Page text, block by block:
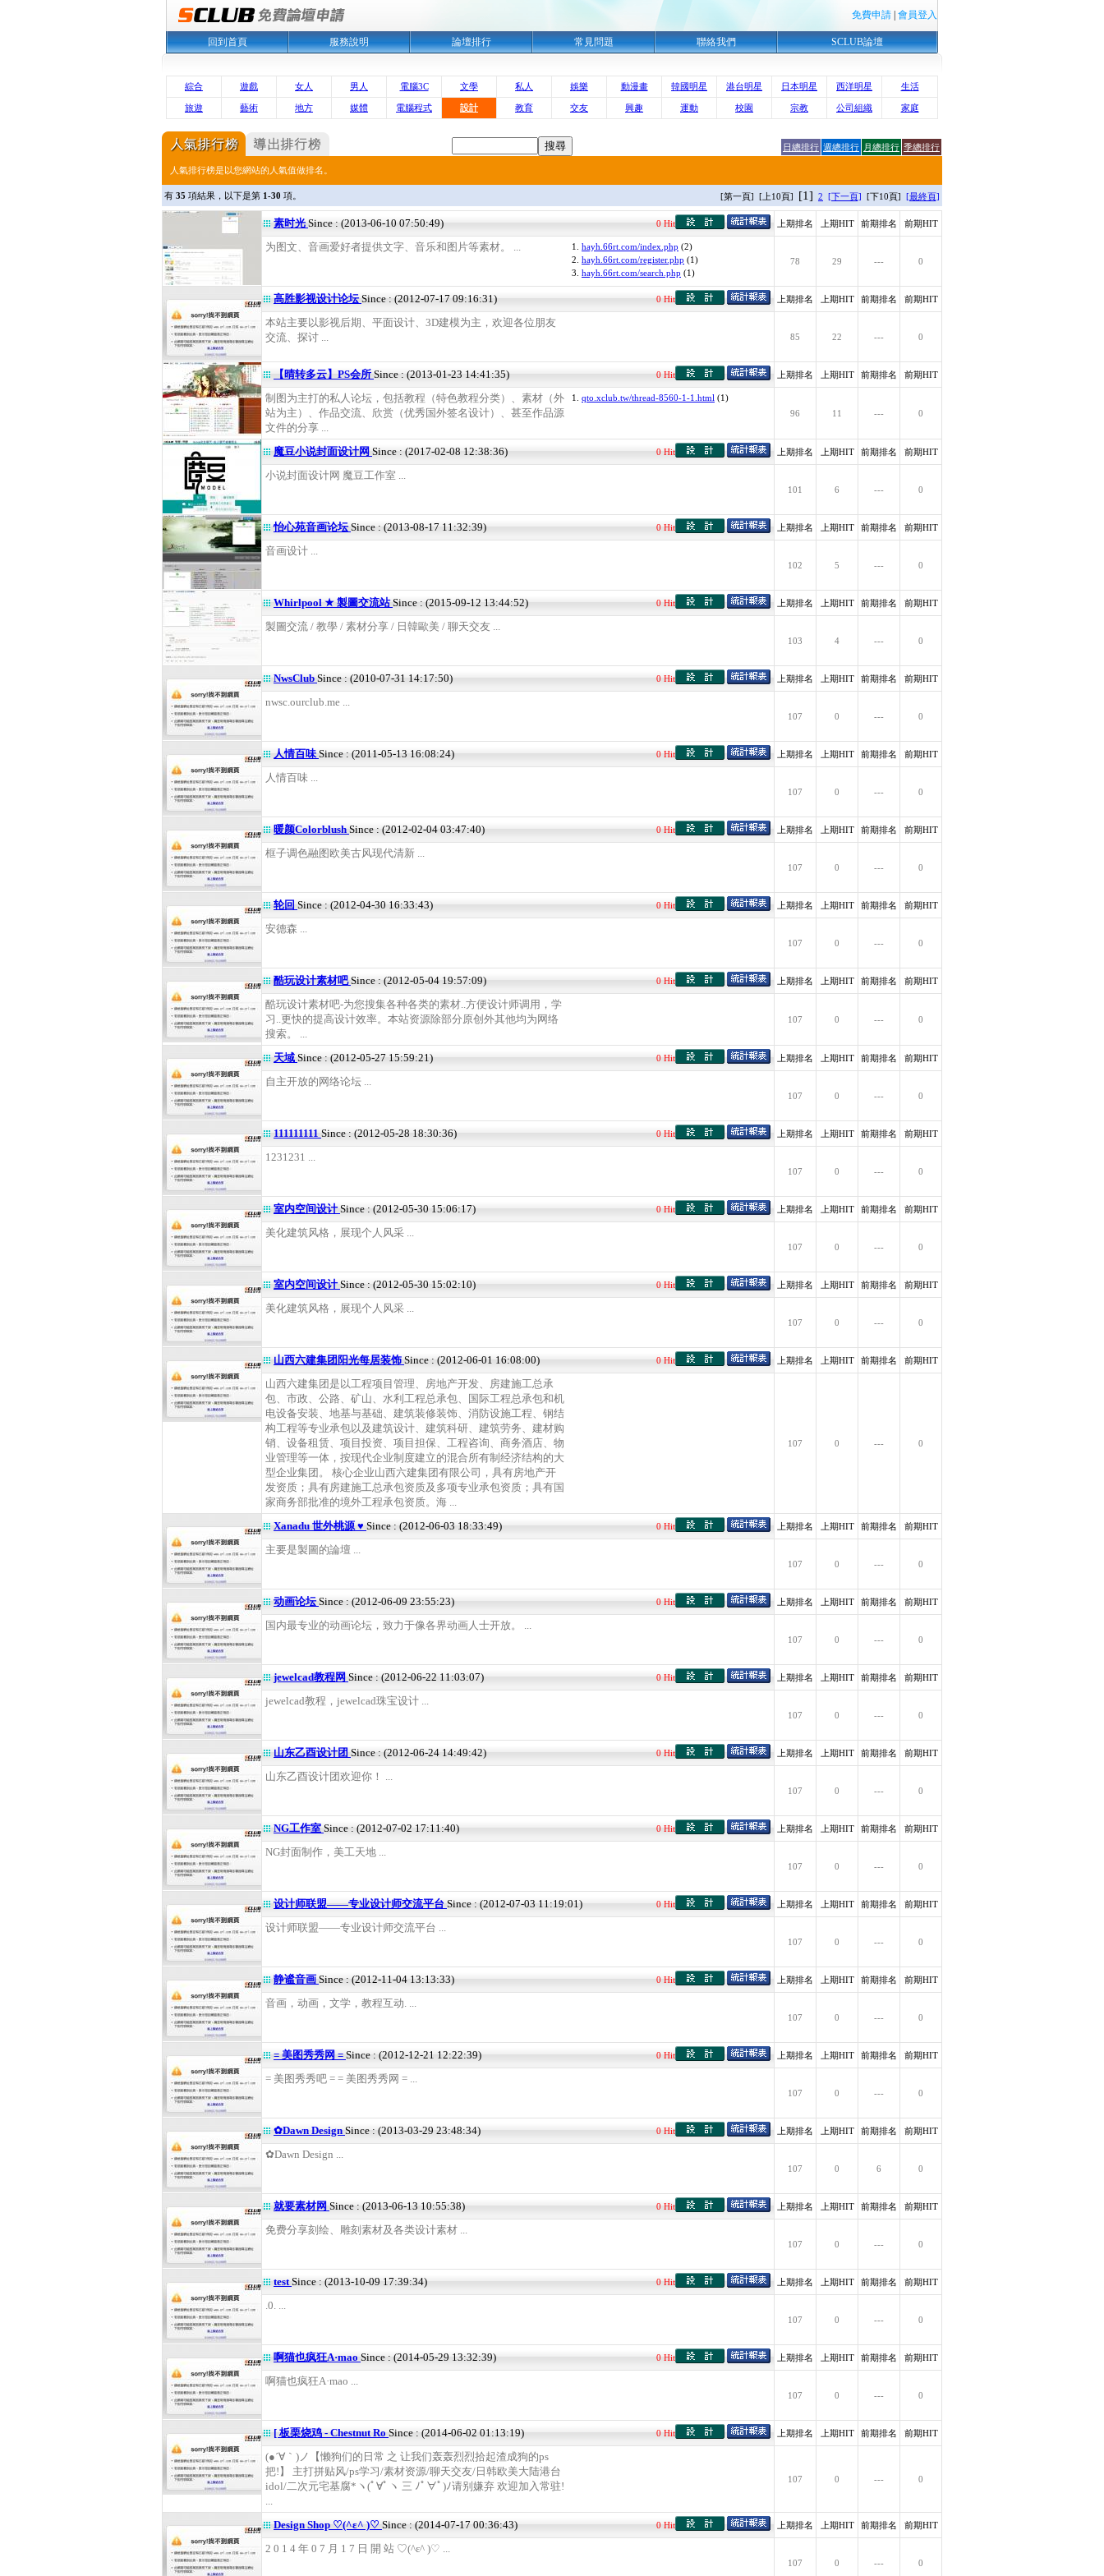
免費申請 會員登入
回到首頁 服務說明 論壇排行 常見問題 聯絡我們 SCLUB論壇
綜合 遊戲 女人 男人 電腦3C 文學 私人 娛樂 動漫畫 韓國明星 港台明星 日本明星 西洋明星 生活
旅遊 藝術 地方 媒體 電腦程式 設計 教育 交友 興趣 運動 校園 宗教 公司組織 家庭
日總排行 週總排行 月總排行 季總排行
人氣排行榜是以您網站的人氣值做排名。
有 35 項結果，以下是第 1-30 項。 [第一頁] [上10頁] [1] 2 [下一頁] [下10頁] [最終頁]
素时光Since : (2013-06-10 07:50:49) 0 Hit 上期排名 上期HIT 前期排名 前期HIT
为图文、音画爱好者提供文字、音乐和图片等素材。 ... 1. hayh.66rt.com/index.php (2)
2. hayh.66rt.com/register.php (1)
3. hayh.66rt.com/search.php (1)
78 29 --- 0
高胜影视设计论坛Since : (2012-07-17 09:16:31) 0 Hit 上期排名 上期HIT 前期排名 前期HIT
本站主要以影视后期、平面设计、3D建模为主，欢迎各位朋友
交流、探讨 ...
85 22 --- 0
【晴转多云】PS会所 Since : (2013-01-23 14:41:35) 0 Hit 上期排名 上期HIT 前期排名 前期HIT
制图为主打的私人论坛，包括教程（特色教程分类）、素材（外
站为主）、作品交流、欣赏（优秀国外签名设计）、甚至作品源
文件的分享 ...
1. qto.xclub.tw/thread-8560-1-1.html (1)
96
11 --- 0
魔豆小说封面设计网 Since : (2017-02-08 12:38:36) 0 Hit 上期排名 上期HIT 前期排名 前期HIT
小说封面设计网 魔豆工作室 ...
101 6 --- 0
怡心苑音画论坛Since : (2013-08-17 11:32:39) 0 Hit 上期排名 上期HIT 前期排名 前期HIT
音画设计 ...
102 5 --- 0
Whirlpool ★ 製圖交流站Since : (2015-09-12 13:44:52) 0 Hit 上期排名 上期HIT 前期排名 前期HIT
製圖交流 / 教學 / 素材分享 / 日韓歐美 / 聊天交友 ...
103 4 --- 0
NwsClub Since : (2010-07-31 14:17:50) 0 Hit 上期排名 上期HIT 前期排名 前期HIT
nwsc.ourclub.me ...
107 0 --- 0
人情百味Since : (2011-05-13 16:08:24) 0 Hit 上期排名 上期HIT 前期排名 前期HIT
人情百味 ...
107 0 --- 0
暖颜Colorblush Since : (2012-02-04 03:47:40) 0 Hit 上期排名 上期HIT 前期排名 前期HIT
框子调色融图欧美古风现代清新 ...
107 0 --- 0
轮回 Since : (2012-04-30 16:33:43) 0 Hit 上期排名 上期HIT 前期排名 前期HIT
安德森 ...
107 0 --- 0
酷玩设计素材吧Since : (2012-05-04 19:57:09) 0 Hit 上期排名 上期HIT 前期排名 前期HIT
酷玩设计素材吧-为您搜集各种各类的素材..方便设计师调用，学
习..更快的提高设计效率。本站资源除部分原创外其他均为网络
搜索。 ...
107 0 --- 0
天域 Since : (2012-05-27 15:59:21) 0 Hit 上期排名 上期HIT 前期排名 前期HIT
自主开放的网络论坛 ...
107 0 --- 0
111111111 Since : (2012-05-28 18:30:36) 0 Hit 上期排名 上期HIT 前期排名 前期HIT
1231231 ...
107 0 --- 0
室内空间设计Since : (2012-05-30 15:06:17) 0 Hit 上期排名 上期HIT 前期排名 前期HIT
美化建筑风格，展现个人风采 ...
107 0 --- 0
室内空间设计Since : (2012-05-30 15:02:10) 0 Hit 上期排名 上期HIT 前期排名 前期HIT
美化建筑风格，展现个人风采 ...
107 0 --- 0
山西六建集团阳光每居装饰 Since : (2012-06-01 16:08:00) 0 Hit 上期排名 上期HIT 前期排名 前期HIT
山西六建集团是以工程项目管理、房地产开发、房建施工总承
包、市政、公路、矿山、水利工程总承包、国际工程总承包和机
电设备安装、地基与基础、建筑装修装饰、消防设施工程、钢结
构工程等专业承包以及建筑设计、建筑科研、建筑劳务、建材购
销、设备租赁、项目投资、项目担保、工程咨询、商务酒店、物
业管理等一体，按现代企业制度建立的混合所有制经济结构的大
型企业集团。 核心企业山西六建集团有限公司，具有房地产开
发资质；具有房建施工总承包资质及多项专业承包资质；具有国
家商务部批准的境外工程承包资质。海 ...
107 0 --- 0
Xanadu 世外桃源 ♥ Since : (2012-06-03 18:33:49) 0 Hit 上期排名 上期HIT 前期排名 前期HIT
主要是製圖的論壇 ...
107 0 --- 0
动画论坛Since : (2012-06-09 23:55:23) 0 Hit 上期排名 上期HIT 前期排名 前期HIT
国内最专业的动画论坛，致力于像各界动画人士开放。 ...
107 0 --- 0
jewelcad教程网 Since : (2012-06-22 11:03:07) 0 Hit 上期排名 上期HIT 前期排名 前期HIT
jewelcad教程，jewelcad珠宝设计 ...
107 0 --- 0
山东乙酉设计团 Since : (2012-06-24 14:49:42) 0 Hit 上期排名 上期HIT 前期排名 前期HIT
山东乙酉设计团欢迎你！ ...
107 0 --- 0
NG工作室 Since : (2012-07-02 17:11:40) 0 Hit 上期排名 上期HIT 前期排名 前期HIT
NG封面制作，美工天地 ...
107 0 --- 0
设计师联盟——专业设计师交流平台 Since : (2012-07-03 11:19:01) 0 Hit 上期排名 上期HIT 前期排名 前期HIT
设计师联盟——专业设计师交流平台 ...
107 0 --- 0
静谧音画 Since : (2012-11-04 13:13:33) 0 Hit 上期排名 上期HIT 前期排名 前期HIT
音画，动画，文学，教程互动. ...
107 0 --- 0
= 美图秀秀网 = Since : (2012-12-21 12:22:39) 0 Hit 上期排名 上期HIT 前期排名 前期HIT
= 美图秀秀吧 = = 美图秀秀网 = ...
107 0 --- 0
✿Dawn Design Since : (2013-03-29 23:48:34) 0 Hit 上期排名 上期HIT 前期排名 前期HIT
✿Dawn Design ...
107 0 6 0
就要素材网 Since : (2013-06-13 10:55:38) 0 Hit 上期排名 上期HIT 前期排名 前期HIT
免费分享刻绘、雕刻素材及各类设计素材 ...
107 0 --- 0
testSince : (2013-10-09 17:39:34) 0 Hit 上期排名 上期HIT 前期排名 前期HIT
.0. ...
107 0 --- 0
啊猫也疯狂A·mao Since : (2014-05-29 13:32:39) 0 Hit 上期排名 上期HIT 前期排名 前期HIT
啊猫也疯狂A·mao ...
107 0 --- 0
[ 板栗烧鸡 - Chestnut Ro Since : (2014-06-02 01:13:19) 0 Hit 上期排名 上期HIT 前期排名 前期HIT
(●´∀｀)ノ【懒狗们的日常 之 让我们轰轰烈烈拾起渣成狗的ps
把!】 主打拼贴风/ps学习/素材资源/聊天交友/日韩欧美大陆港台
idol/二次元宅基腐*ヽ(ﾟ∀ﾟヽ 三 ﾉﾟ∀ﾟ)ﾉ请别嫌弃 欢迎加入常驻!
...
107 0 --- 0
Design Shop ♡(^ε^ )♡ Since : (2014-07-17 00:36:43) 0 Hit 上期排名 上期HIT 前期排名 前期HIT
2 0 1 4 年 0 7 月 1 7 日 開 站 ♡(^ε^ )♡ ...
107 0 --- 0